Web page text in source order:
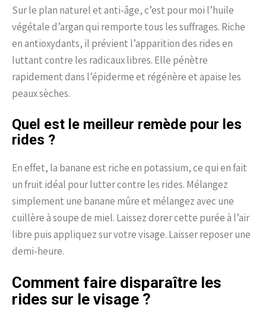
Sur le plan naturel et anti-âge, c’est pour moi l’huile
végétale d’argan qui remporte tous les suffrages. Riche
en antioxydants, il prévient l’apparition des rides en
luttant contre les radicaux libres. Elle pénètre
rapidement dans l’épiderme et régénère et apaise les
peaux sèches.
Quel est le meilleur remède pour les
rides ?
En effet, la banane est riche en potassium, ce qui en fait
un fruit idéal pour lutter contre les rides. Mélangez
simplement une banane mûre et mélangez avec une
cuillère à soupe de miel. Laissez dorer cette purée à l’air
libre puis appliquez sur votre visage. Laisser reposer une
demi-heure.
Comment faire disparaître les
rides sur le visage ?